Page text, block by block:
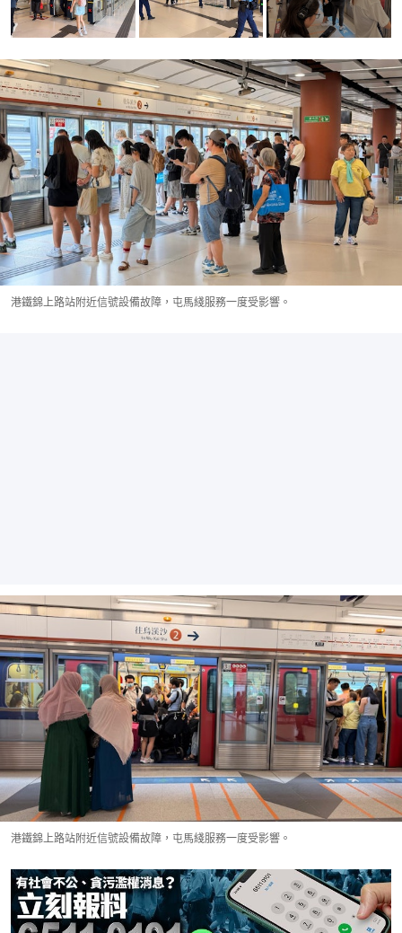
港鐵錦上路站附近信號設備故障，屯馬綫服務一度受影響。
港鐵錦上路站附近信號設備故障，屯馬綫服務一度受影響。